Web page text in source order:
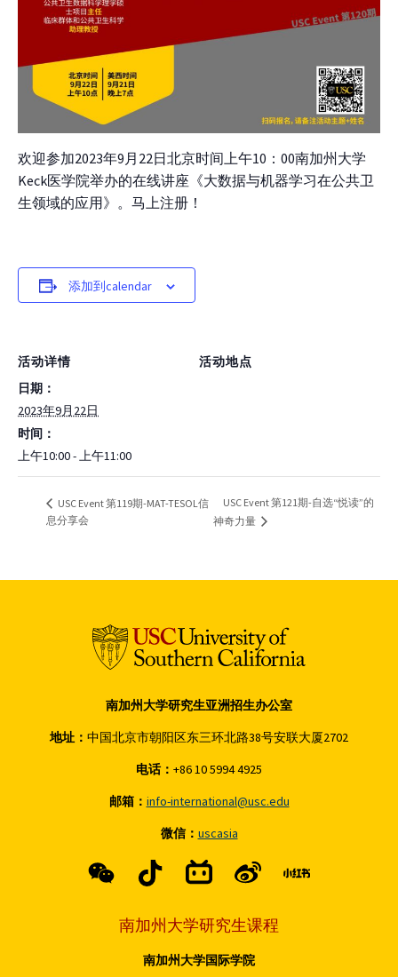
欢迎参加2023年9月22日北京时间上午10：00南加州大学
Keck医学院举办的在线讲座《大数据与机器学习在公共卫
生领域的应用》。马上注册！
添加到calendar
活动详情
日期：
2023年9月22日
时间：
上午10:00 - 上午11:00
活动地点
USC Event 第119期-MAT-TESOL信
息分享会
USC Event 第121期-自选“悦读”的
神奇力量
南加州大学研究生亚洲招生办公室
地址： 中国北京市朝阳区东三环北路38号安联大厦2702
电话： +86 10 5994 4925
邮箱： info-international@usc.edu
微信： uscasia
南加州大学研究生课程
南加州大学国际学院